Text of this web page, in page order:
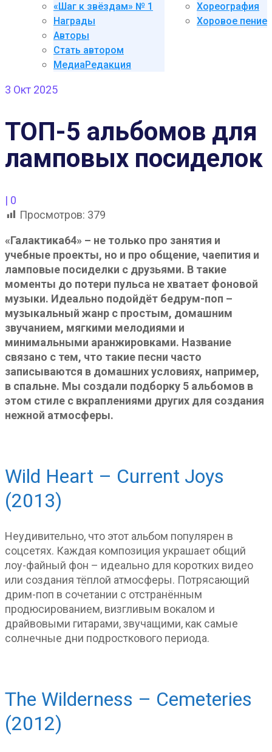
«Шаг к звёздам» № 1
Награды
Авторы
Стать автором
МедиаРедакция
Хореография
Хоровое пение
3 Окт 2025
ТОП-5 альбомов для
ламповых посиделок
| 0
Просмотров: 379
«Галактика64» – не только про занятия и
учебные проекты, но и про общение, чаепития и
ламповые посиделки с друзьями. В такие
моменты до потери пульса не хватает фоновой
музыки. Идеально подойдёт бедрум-поп –
музыкальный жанр с простым, домашним
звучанием, мягкими мелодиями и
минимальными аранжировками. Название
связано с тем, что такие песни часто
записываются в домашних условиях, например,
в спальне. Мы создали подборку 5 альбомов в
этом стиле с вкраплениями других для создания
нежной атмосферы.
Wild Heart – Current Joys
(2013)
Неудивительно, что этот альбом популярен в
соцсетях. Каждая композиция украшает общий
лоу-файный фон – идеально для коротких видео
или создания тёплой атмосферы. Потрясающий
дрим-поп в сочетании с отстранённым
продюсированием, визгливым вокалом и
драйвовыми гитарами, звучащими, как самые
солнечные дни подросткового периода.
The Wilderness – Cemeteries
(2012)